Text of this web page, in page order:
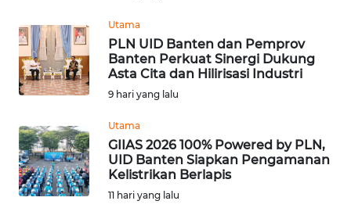
Utama
PLN UID Banten dan Pemprov
Banten Perkuat Sinergi Dukung
Asta Cita dan Hilirisasi Industri
9 hari yang lalu
Utama
GIIAS 2026 100% Powered by PLN,
UID Banten Siapkan Pengamanan
Kelistrikan Berlapis
11 hari yang lalu
WN
SERAMBI
WN
SULTRA